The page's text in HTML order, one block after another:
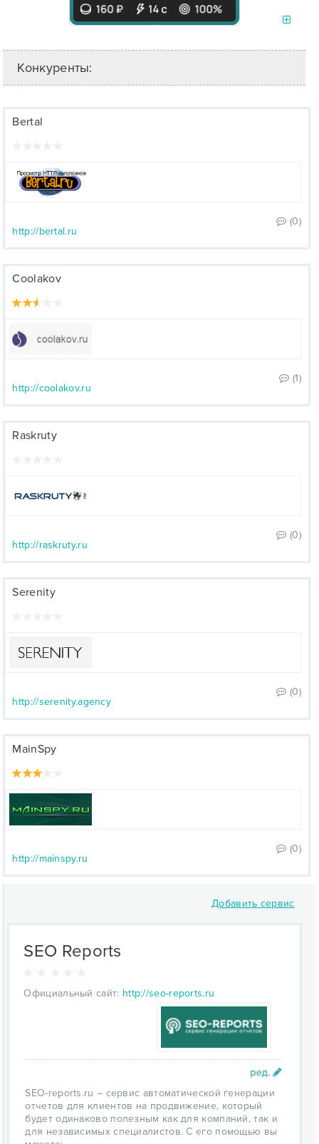
Конкуренты:
Bertal
(0)
http://bertal.ru
Coolakov
(1)
http://coolakov.ru
Raskruty
(0)
http://raskruty.ru
Serenity
(0)
http://serenity.agency
MainSpy
(0)
http://mainspy.ru
Добавить сервис
SEO Reports
Официальный сайт: http://seo-reports.ru
SEO-reports.ru – сервис автоматической генерации
отчетов для клиентов на продвижение, который
будет одинаково полезным как для компаний, так и
для независимых специалистов. С его помощью вы